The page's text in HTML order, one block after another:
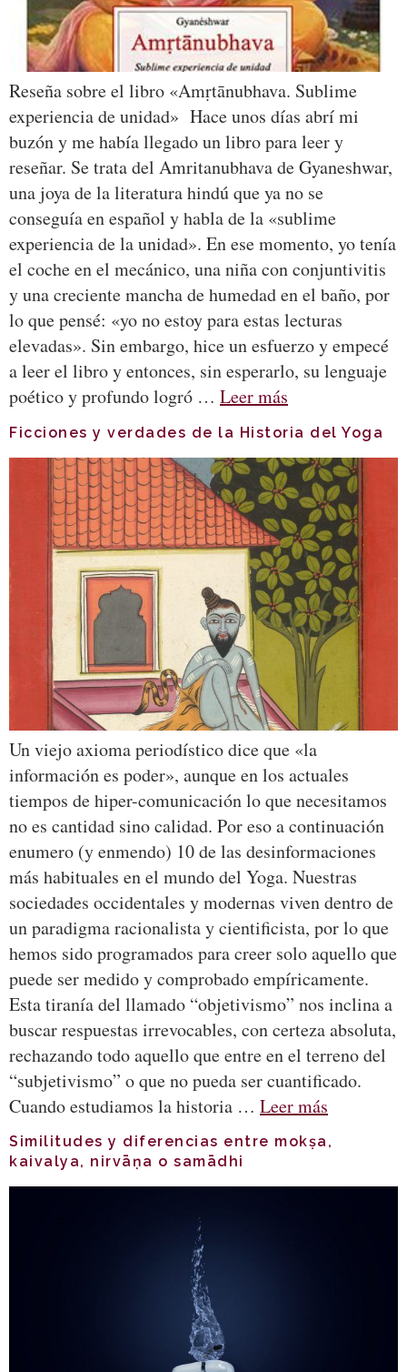
Reseña sobre el libro «Amṛtānubhava. Sublime
experiencia de unidad» Hace unos días abrí mi
buzón y me había llegado un libro para leer y
reseñar. Se trata del Amritanubhava de Gyaneshwar,
una joya de la literatura hindú que ya no se
conseguía en español y habla de la «sublime
experiencia de la unidad». En ese momento, yo tenía
el coche en el mecánico, una niña con conjuntivitis
y una creciente mancha de humedad en el baño, por
lo que pensé: «yo no estoy para estas lecturas
elevadas». Sin embargo, hice un esfuerzo y empecé
a leer el libro y entonces, sin esperarlo, su lenguaje
poético y profundo logró … Leer más
Ficciones y verdades de la Historia del Yoga
Un viejo axioma periodístico dice que «la
información es poder», aunque en los actuales
tiempos de hiper-comunicación lo que necesitamos
no es cantidad sino calidad. Por eso a continuación
enumero (y enmendo) 10 de las desinformaciones
más habituales en el mundo del Yoga. Nuestras
sociedades occidentales y modernas viven dentro de
un paradigma racionalista y cientificista, por lo que
hemos sido programados para creer solo aquello que
puede ser medido y comprobado empíricamente.
Esta tiranía del llamado “objetivismo” nos inclina a
buscar respuestas irrevocables, con certeza absoluta,
rechazando todo aquello que entre en el terreno del
“subjetivismo” o que no pueda ser cuantificado.
Cuando estudiamos la historia … Leer más
Similitudes y diferencias entre mokṣa,
kaivalya, nirvāṇa o samādhi